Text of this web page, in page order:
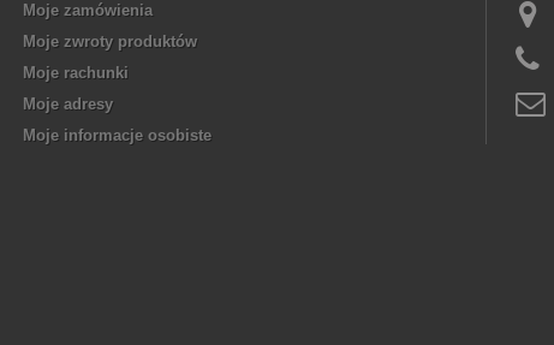
Moje zamówienia
Moje zwroty produktów
Moje rachunki
Moje adresy
Moje informacje osobiste